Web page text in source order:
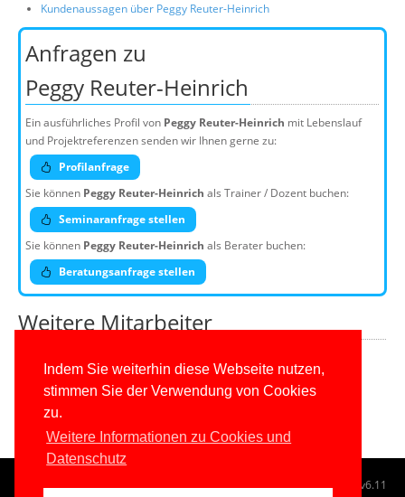
Indem Sie weiterhin diese Webseite nutzen,
stimmen Sie der Verwendung von Cookies
zu.
Weitere Informationen zu Cookies und
Datenschutz
Kundenaussagen über Peggy Reuter-Heinrich
Anfragen zu
Peggy Reuter-Heinrich
Ein ausführliches Profil von Peggy Reuter-Heinrich mit Lebenslauf
und Projektreferenzen senden wir Ihnen gerne zu:
Profilanfrage
Sie können Peggy Reuter-Heinrich als Trainer / Dozent buchen:
Seminaranfrage stellen
Sie können Peggy Reuter-Heinrich als Berater buchen:
Beratungsanfrage stellen
Weitere Mitarbeiter
Weitere Top-Experten
Kundenteam
© 1996-2026www.IT-Visions.at-Dr. Holger Schwichtenberg v6.11